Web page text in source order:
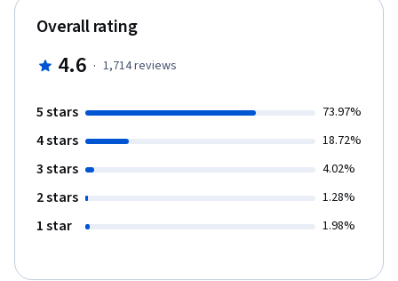
Overall rating
4.6 · 1,714reviews
5 stars 73.97%
4 stars 18.72%
3 stars 4.02%
2 stars 1.28%
1 star 1.98%